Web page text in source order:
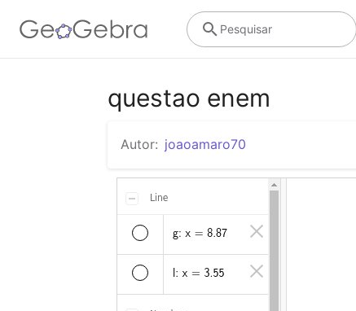
Pesquisar
questao enem
Autor: joaoamaro70